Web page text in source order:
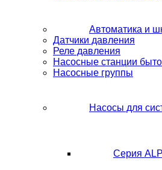
Автоматика и
Датчики давления
Реле давления
Насосные станции
Насосные группы
Насосы для
Серия